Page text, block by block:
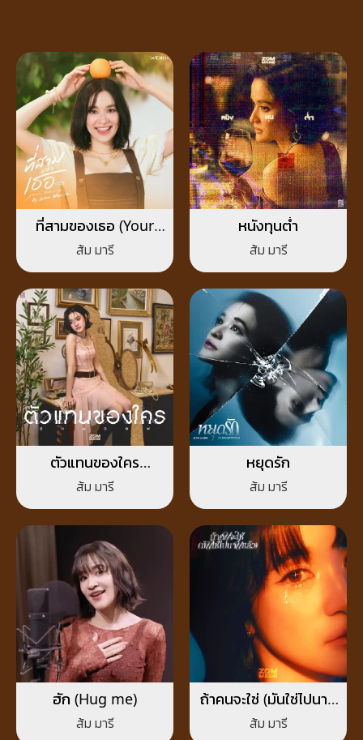
ที่สามของเธอ (Your
Third)
ส้ม มารี
หนังทุนต่ำ
ส้ม มารี
ตัวแทนของใคร
(Shadow)
ส้ม มารี
หยุดรัก
ส้ม มารี
ฮัก (Hug me)
ส้ม มารี
ถ้าคนจะใช่ (มันใช่ไปนาน
แล้ว)
ส้ม มารี